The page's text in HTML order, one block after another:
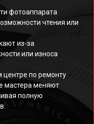
фотоаппарата
чтения или
из-за
или износа
центре по ремонту
мастера меняют
полную